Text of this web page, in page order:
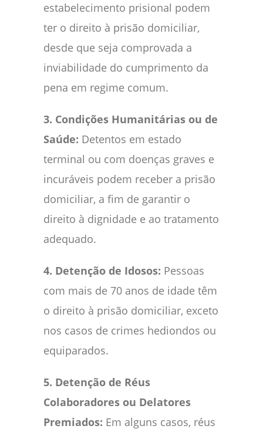
estabelecimento prisional podem
ter o direito à prisão domiciliar,
desde que seja comprovada a
inviabilidade do cumprimento da
pena em regime comum.
3. Condições Humanitárias ou de
Saúde: Detentos em estado
terminal ou com doenças graves e
incuráveis podem receber a prisão
domiciliar, a fim de garantir o
direito à dignidade e ao tratamento
adequado.
4. Detenção de Idosos: Pessoas
com mais de 70 anos de idade têm
o direito à prisão domiciliar, exceto
nos casos de crimes hediondos ou
equiparados.
5. Detenção de Réus
Colaboradores ou Delatores
Premiados: Em alguns casos, réus